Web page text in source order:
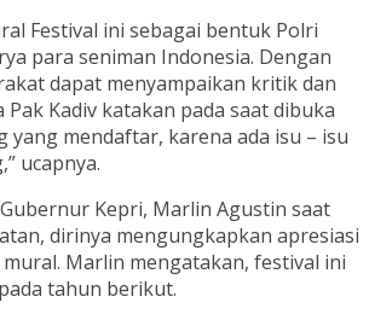
Festival ini sebagai bentuk Polri
para seniman Indonesia. Dengan
dapat menyampaikan kritik dan
Pak Kadiv katakan pada saat dibuka
yang mendaftar, karena ada isu – isu
ucapnya.
Kepri, Marlin Agustin saat
dirinya mengungkapkan apresiasi
Marlin mengatakan, festival ini
tahun berikut.